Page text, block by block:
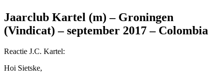
Jaarclub Kartel (m) – Groningen
(Vindicat) – september 2017 – Colombia
Reactie J.C. Kartel:
Hoi Sietske,